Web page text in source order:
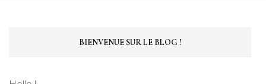
BIENVENUE SUR LE BLOG !